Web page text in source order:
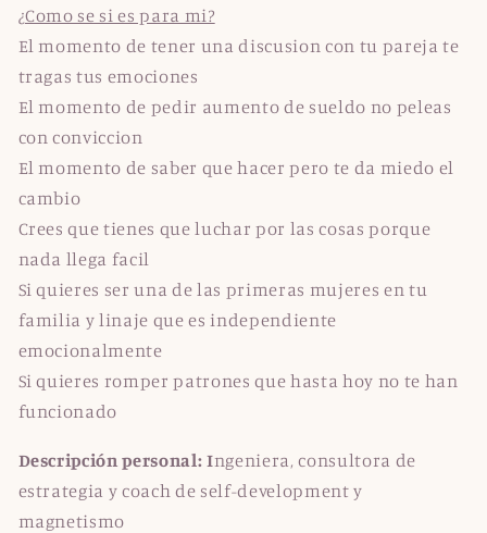
¿Como se si es para mi?
El momento de tener una discusion con tu pareja te
tragas tus emociones
El momento de pedir aumento de sueldo no peleas
con conviccion
El momento de saber que hacer pero te da miedo el
cambio
Crees que tienes que luchar por las cosas porque
nada llega facil
Si quieres ser una de las primeras mujeres en tu
familia y linaje que es independiente
emocionalmente
Si quieres romper patrones que hasta hoy no te han
funcionado
Descripción personal:Ingeniera, consultora de
estrategia y coach de self-development y
magnetismo